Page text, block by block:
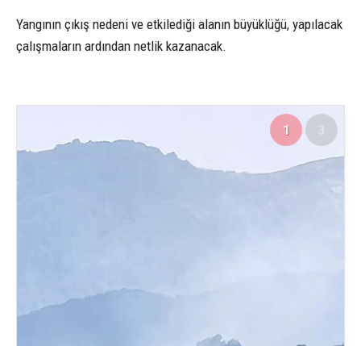
Yangının çıkış nedeni ve etkilediği alanın büyüklüğü, yapılacak
çalışmaların ardından netlik kazanacak.
1